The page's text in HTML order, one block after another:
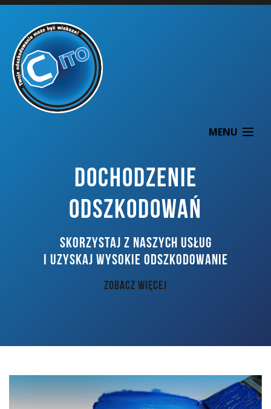
MENU
DOCHODZENIE ODSZKODOWAŃ
KONTAKT
DOCHODZENIE
ODSZKODOWAŃ
SKORZYSTAJ Z NASZYCH USŁUG
I UZYSKAJ WYSOKIE ODSZKODOWANIE
ZOBACZ WIĘCEJ